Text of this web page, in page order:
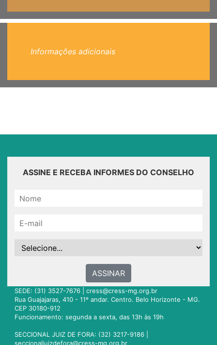
Informações adicionais
ASSINE E RECEBA INFORMES DO CONSELHO
ASSINAR
SEDE: (31) 3527-7676 | cress@cress-mg.org.br
Rua Guajajaras, 410 - 11º andar. Centro. Belo Horizonte - MG.
CEP 30180-912
Funcionamento: segunda a sexta, das 13h às 19h
SECCIONAL JUIZ DE FORA: (32) 3217-9186 |
seccionaljuizdefora@cress-mg.org.br